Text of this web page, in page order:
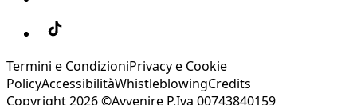
Termini e CondizioniPrivacy e Cookie
PolicyAccessibilitàWhistleblowingCredits
Copyright 2026 ©Avvenire P.Iva 00743840159